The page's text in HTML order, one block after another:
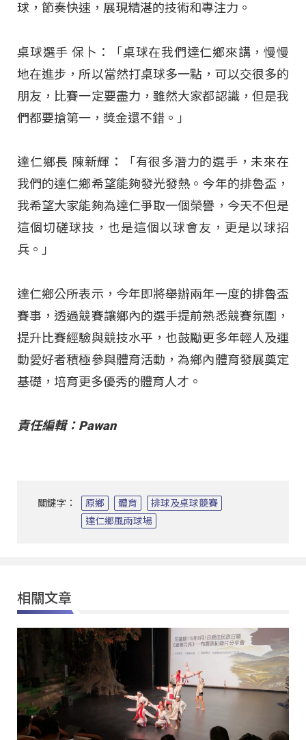
球，節奏快速，展現精湛的技術和專注力。
桌球選手 保卜：「桌球在我們達仁鄉來講，慢慢
地在進步，所以當然打桌球多一點，可以交很多的
朋友，比賽一定要盡力，雖然大家都認識，但是我
們都要搶第一，獎金還不錯。」
達仁鄉長 陳新輝：「有很多潛力的選手，未來在
我們的達仁鄉希望能夠發光發熱。今年的排魯盃，
我希望大家能夠為達仁爭取一個榮譽，今天不但是
這個切磋球技，也是這個以球會友，更是以球招
兵。」
達仁鄉公所表示，今年即將舉辦兩年一度的排魯盃
賽事，透過競賽讓鄉內的選手提前熟悉競賽氛圍，
提升比賽經驗與競技水平，也鼓勵更多年輕人及運
動愛好者積極參與體育活動，為鄉內體育發展奠定
基礎，培育更多優秀的體育人才。
責任編輯：Pawan
關鍵字： 原鄉 體育
排球及桌球競賽
達仁鄉風雨球場
相關文章